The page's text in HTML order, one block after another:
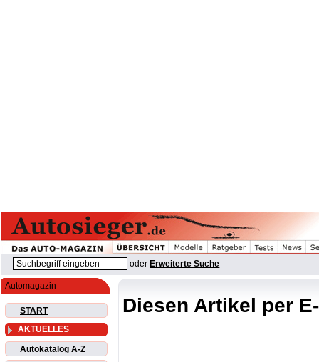
oder Erweiterte Suche
Automagazin
START
AKTUELLES
Autokatalog A-Z
Diesen Artikel per